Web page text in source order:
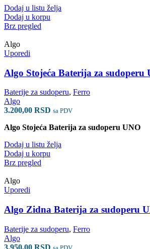
Dodaj u listu želja
Dodaj u korpu
Brz pregled
Algo
Uporedi
Algo Stojeća Baterija za sudoperu
Baterije za sudoperu, Ferro
Algo
3.200,00 RSD sa PDV
Algo Stojeća Baterija za sudoperu UNO
Dodaj u listu želja
Dodaj u korpu
Brz pregled
Algo
Uporedi
Algo Zidna Baterija za sudoperu
Baterije za sudoperu, Ferro
Algo
3.950,00 RSD